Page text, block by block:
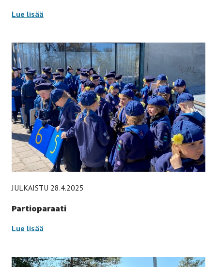
Yhteisvastuu-suunnistus –
Lue lisää
JULKAISTU 28.4.2025
Partioparaati
Partioparaati –
Lue lisää